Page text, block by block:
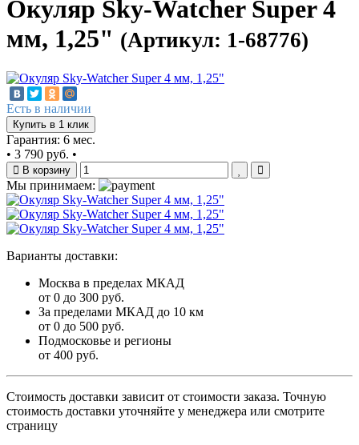
Окуляр Sky-Watcher Super 4
мм, 1,25" (Артикул: 1-68776)
Есть в наличии
Купить в 1 клик
Гарантия: 6 мес.
• 3 790 руб. •
В корзину
Мы принимаем:
Варианты доставки:
Москва в пределах МКАД
от 0 до 300 руб.
За пределами МКАД до 10 км
от 0 до 500 руб.
Подмосковье и регионы
от 400 руб.
Стоимость доставки зависит от стоимости заказа. Точную
стоимость доставки уточняйте у менеджера или смотрите
страницу